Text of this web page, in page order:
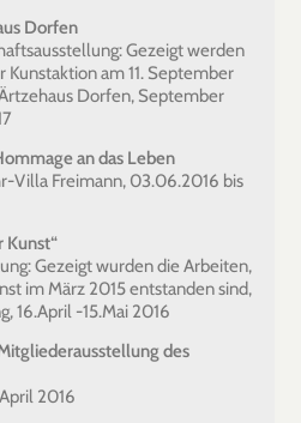
Dorfen
Gezeigt werden
Kunstaktion am 11. September
Dorfen, September
an das Leben
Villa Freimann, 03.06.2016 bis
Kunst“
Gezeigt wurden die Arbeiten,
im März 2015 entstanden sind,
16.April -15.Mai 2016
des
2016